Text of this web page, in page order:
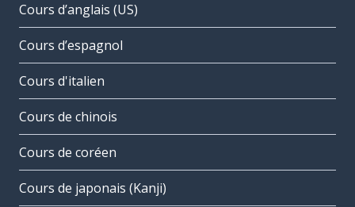
Cours d’anglais (US)
Cours d’espagnol
Cours d'italien
Cours de chinois
Cours de coréen
Cours de japonais (Kanji)